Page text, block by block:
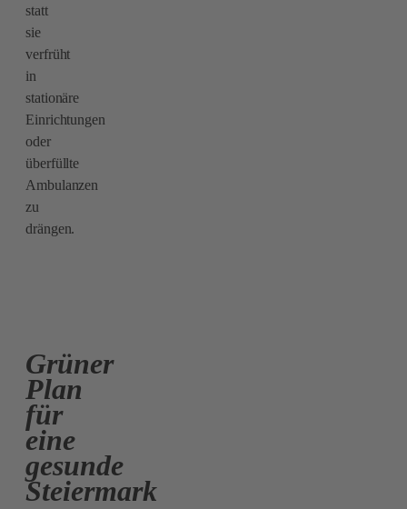
statt
sie
verfrüht
in
stationäre
Einrichtungen
oder
überfüllte
Ambulanzen
zu
drängen.
Grüner
Plan
für
eine
gesunde
Steiermark